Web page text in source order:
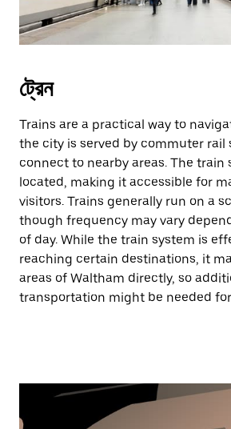
ট্রেন
Trains are a practical way to
the city is served by commuter rail
connect to nearby areas. The
located, making it accessible for
visitors. Trains generally run on a
though frequency may vary
of day. While the train system is
reaching certain destinations, it
areas of Waltham directly, so
transportation might be needed